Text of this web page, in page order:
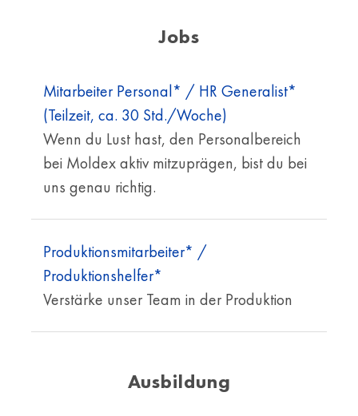
Jobs
Mitarbeiter Personal* / HR Generalist*
(Teilzeit, ca. 30 Std./Woche)
Wenn du Lust hast, den Personalbereich
bei Moldex aktiv mitzuprägen, bist du bei
uns genau richtig.
Produktionsmitarbeiter* /
Produktionshelfer*
Verstärke unser Team in der Produktion
Ausbildung